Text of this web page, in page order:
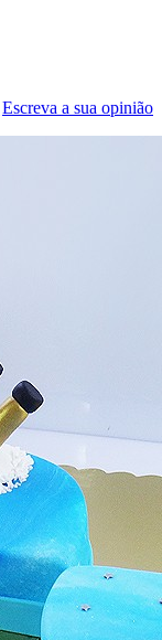
Escreva a sua opinião